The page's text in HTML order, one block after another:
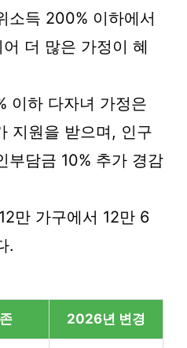
소득 200% 이하에서
더 많은 가정이 혜
이하 다자녀 가정은
지원을 받으며, 인구
부담금 10% 추가 경감
만 가구에서 12만 6
.
2026년 변경